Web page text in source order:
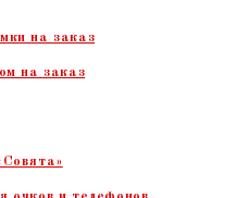
на заказ
на заказ